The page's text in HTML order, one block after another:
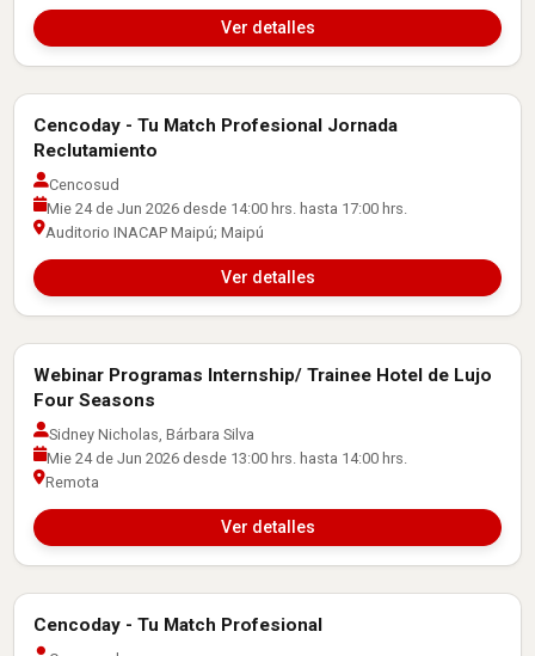
Ver detalles
Actividades con Empresas
Cencoday - Tu Match Profesional Jornada
Reclutamiento
Cencosud
Mie 24 de Jun 2026 desde 14:00 hrs. hasta 17:00 hrs.
Auditorio INACAP Maipú; Maipú
Ver detalles
Actividades con Empresas
Webinar Programas Internship/ Trainee Hotel de Lujo
Four Seasons
Sidney Nicholas, Bárbara Silva
Mie 24 de Jun 2026 desde 13:00 hrs. hasta 14:00 hrs.
Remota
Ver detalles
Actividades con Empresas
Cencoday - Tu Match Profesional